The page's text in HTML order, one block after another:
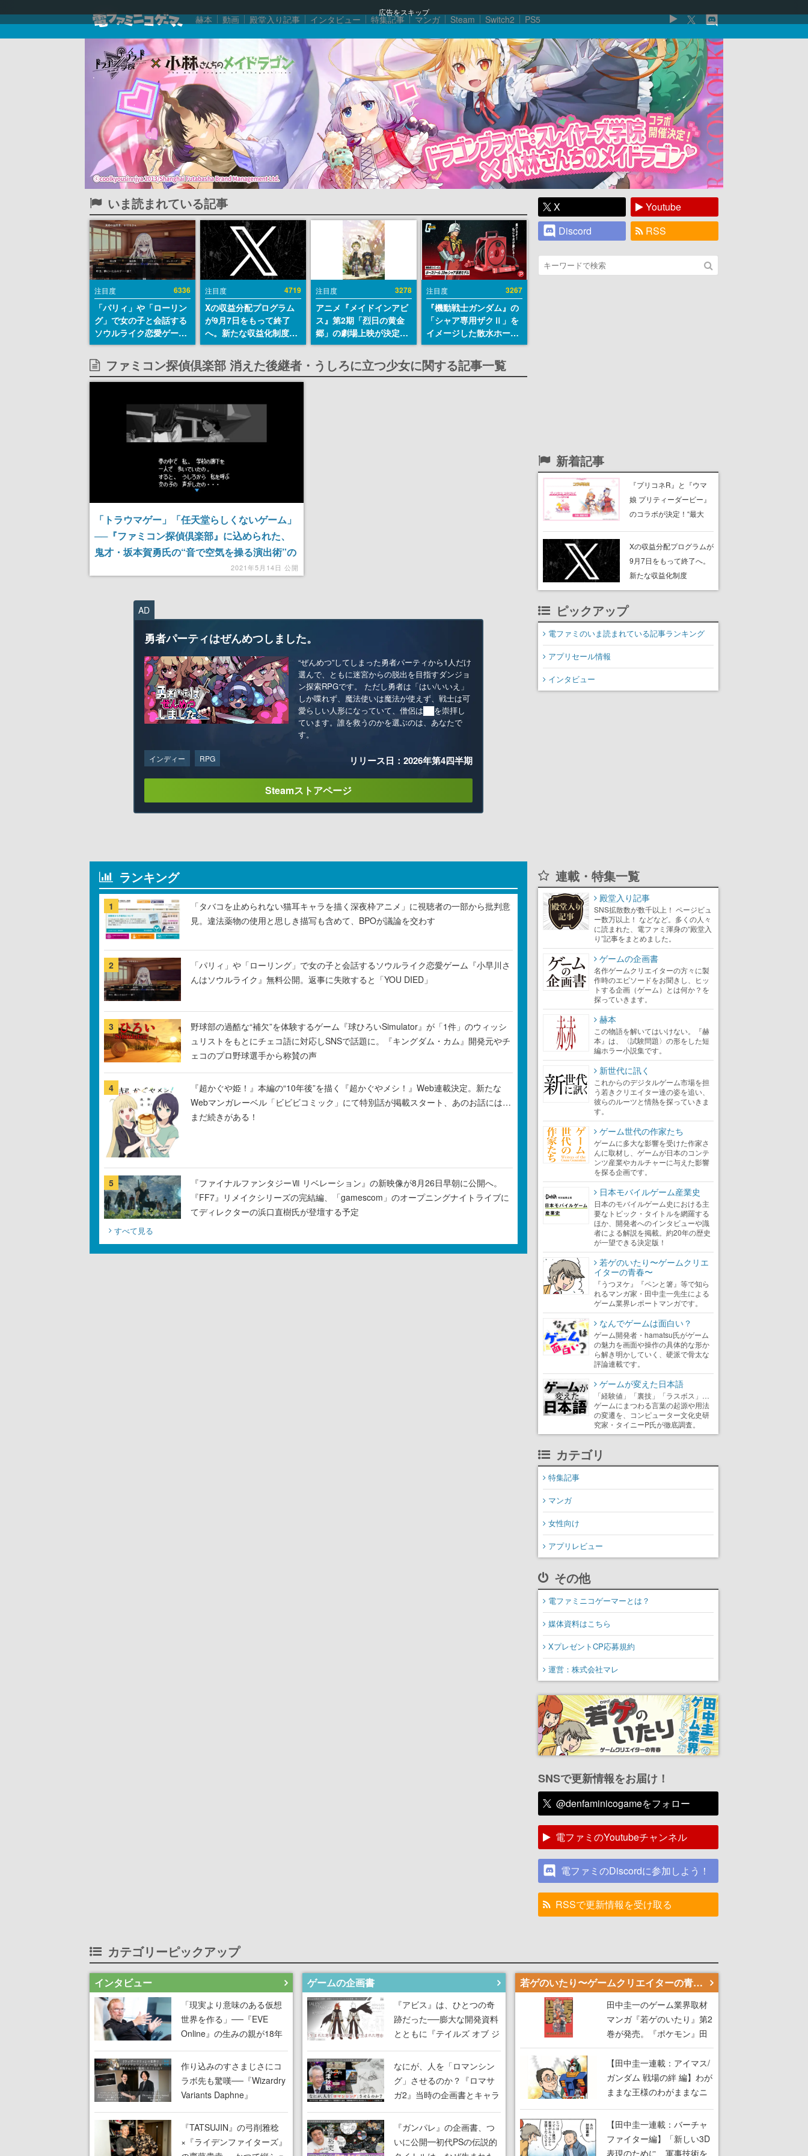
広告をスキップ
赫本 動画 殿堂入り記事 インタビュー 特集記事 マンガ Steam Switch2 PS5
いま読まれている記事
注目度 6336
「パリィ」や「ローリン
グ」で女の子と会話する
ソウルライク恋愛ゲーム
『小早川さんはソウルラ
イク』無料公開。返事に
失敗すると「YOU
DIED」
注目度 4719
Xの収益分配プログラム
が9月7日をもって終了
へ。新たな収益化制度
「Original Content
Rewards Program」を
発表
注目度 3278
アニメ『メイドインアビ
ス』第2期「烈日の黄金
郷」の劇場上映が決定！
レグ役・伊瀬茉莉也さん
らが登壇する舞台挨拶も
実施
注目度 3267
『機動戦士ガンダム』の
「シャア専用ザクⅡ」を
イメージした散水ホース
リールが予約開始。本体
にはシャアのパーソナル
マークやジオン公国軍の
ファミコン探偵倶楽部 消えた後継者・うしろに立つ少女に関する記事一覧
「トラウマゲー」「任天堂らしくないゲーム」
──『ファミコン探偵倶楽部』に込められた、
鬼才・坂本賀勇氏の“音で空気を操る演出術”の
2021年5月14日 公開
AD
勇者パーティはぜんめつしました。
“ぜんめつ”してしまった勇者パーティから1人だけ
選んで、ともに迷宮からの脱出を目指すダンジョ
ン探索RPGです。 ただし勇者は「はい/いいえ」
しか喋れず、魔法使いは魔法が使えず、戦士は可
愛らしい人形になっていて、僧侶は██を崇拝し
ています。誰を救うのかを選ぶのは、あなたで
す。
インディー RPG リリース日：2026年第4四半期
Steamストアページ
ランキング
1
「タバコを止められない猫耳キャラを描く深夜枠アニメ」に視聴者の一部から批判意
見。違法薬物の使用と思しき描写も含めて、BPOが議論を交わす
2
「パリィ」や「ローリング」で女の子と会話するソウルライク恋愛ゲーム『小早川さ
んはソウルライク』無料公開。返事に失敗すると「YOU DIED」
3
野球部の過酷な“補欠”を体験するゲーム『球ひろいSimulator』が「1件」のウィッシ
ュリストをもとにチェコ語に対応しSNSで話題に。『キングダム・カム』開発元やチ
ェコのプロ野球選手から称賛の声
4
『超かぐや姫！』本編の“10年後”を描く『超かぐやメシ！』Web連載決定。新たな
Webマンガレーベル「ビビビコミック」にて特別話が掲載スタート、あのお話には…
まだ続きがある！
5
『ファイナルファンタジーⅦ リベレーション』の新映像が8月26日早朝に公開へ。
『FF7』リメイクシリーズの完結編、「gamescom」のオープニングナイトライブに
てディレクターの浜口直樹氏が登壇する予定
すべて見る
X
Youtube
Discord
RSS
新着記事
『プリコネR』と『ウマ
娘 プリティーダービー』
のコラボが決定！“最大
ンペーンなども発表
Xの収益分配プログラムが
9月7日をもって終了へ。
新たな収益化制度
「Original Content
ピックアップ
電ファミのいま読まれている記事ランキング
アプリセール情報
インタビュー
連載・特集一覧
殿堂入り記事
SNS拡散数が数千以上！ ページビュ
ー数万以上！ などなど。多くの人々
に読まれた、電ファミ渾身の“殿堂入
り”記事をまとめました。
ゲームの企画書
名作ゲームクリエイターの方々に製
作時のエピソードをお聞きし、ヒッ
トする企画（ゲーム）とは何か？を
探っていきます。
赫本
この物語を解いてはいけない。『赫
本』は、〈試験問題〉の形をした短
編ホラー小説集です。
新世代に訊く
これからのデジタルゲーム市場を担
う若きクリエイター達の姿を追い、
彼らのルーツと情熱を探っていきま
す。
ゲーム世代の作家たち
ゲームに多大な影響を受けた作家さ
んに取材し、ゲームが日本のコンテ
ンツ産業やカルチャーに与えた影響
を探る企画です。
日本モバイルゲーム産業史
日本のモバイルゲーム史における主
要なトピック・タイトルを網羅する
ほか、開発者へのインタビューや識
者による解説を掲載。約20年の歴史
が一望できる決定版！
若ゲのいたり〜ゲームクリエ
イターの青春〜
『うつヌケ』『ペンと箸』等で知ら
れるマンガ家・田中圭一先生による
ゲーム業界レポートマンガです。
なんでゲームは面白い？
ゲーム開発者・hamatsu氏がゲーム
の魅力を画面や操作の具体的な形か
ら解き明かしていく、硬派で骨太な
評論連載です。
ゲームが変えた日本語
「経験値」「裏技」「ラスボス」…
ゲームにまつわる言葉の起源や用法
の変遷を、コンピューター文化史研
究家・タイニーP氏が徹底調査。
カテゴリ
特集記事
マンガ
女性向け
アプリレビュー
その他
電ファミニコゲーマーとは？
媒体資料はこちら
XプレゼントCP応募規約
運営：株式会社マレ
SNSで更新情報をお届け！
@denfaminicogameをフォロー
電ファミのYoutubeチャンネル
電ファミのDiscordに参加しよう！
RSSで更新情報を受け取る
カテゴリーピックアップ
インタビュー
「現実より意味のある仮想
世界を作る」──『EVE
Online』の生みの親が18年
掲げ続ける”クレイジーな宣
言”は、比喩ではなく本気だ
った
作り込みのすさまじさにコ
ラボ先も驚嘆──『Wizardry
Variants Daphne』
×『FFXI』コラボが期間限
定なのにジョブもキャラも
武器も戦闘システムもワン
オフで作り込まれた理由を
『TATSUJIN』の弓削雅稔
×『ライデンファイターズ』
ゲームの企画書
『アビス』は、ひとつの奇
跡だった──膨大な開発資料
とともに『テイルズ オブ ジ
アビス』開発陣に聞く、
「生まれた意味を知る
RPG」が生まれた理由【ゲ
ームの企画書】
なにが、人を「ロマンシン
グ」させるのか？『ロマサ
ガ2』当時の企画書とキャラ
設定画から迫る、河津秋敏
がRPGに生み出した「ロマ
ン」の正体とは【ゲームの
企画書】
『ガンパレ』の企画書、つ
いに公開━初代PSの伝説的
若ゲのいたり〜ゲームクリエイターの青春〜
田中圭一のゲーム業界取材
マンガ『若ゲのいたり』第2
巻が発売。『ポケモン』田
尻智さん、『ゼビウス』遠
藤雅伸さんらの貴重なエピ
ソードを収録
【田中圭一連載：アイマス/
ガンダム 戦場の絆 編】わが
ままな王様のわがままなニ
ーズを満たす！──小山順一
朗が貫く姿勢に、ゲームク
リエイターとしての矜持を
見た【若ゲのいたり最終
【田中圭一連載：バーチャ
ファイター編】「新しい3D
表現のために、軍事技術を